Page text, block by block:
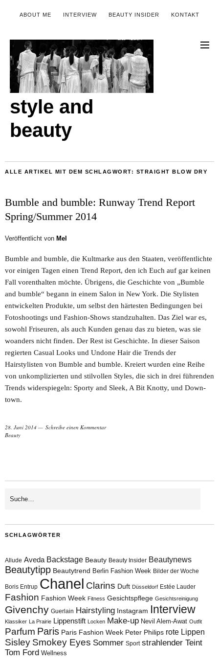
ABOUT ME INTERVIEW BEAUTY INSIDER KONTAKT
style and
beauty
ALLE ARTIKEL MIT DEM SCHLAGWORT: STRAIGHT BLOW DRY
Bumble and bumble: Runway Trend Report
Spring/Summer 2014
Veröffentlicht von Mel
Bumble and bumble, die Kultmarke aus den Staaten, veröffentlichte
vor einigen Tagen einen Trend Report, den ich Euch auf gar keinen
Fall vorenthalten möchte. Übrigens, die Geschichte von „Bumble
and bumble“ begann in einem Salon in New York. Die Stylisten
entwickelten Produkte, um selbst den härtesten Bedingungen bei
Fotoshootings und Fashion-Shows standzuhalten. Das Ziel war es,
sowohl Friseuren, als auch Kunden genau das zu bieten, was sie
woanders nicht finden. Der Rest ist Geschichte. In dieser Saison
regierten Casual Looks und Undone Hair die Trends der
Hairstylisten von Bumble and bumble. Kreiert wurden eine Reihe
von unkomplizierten und stilvollen Styles, die sich in drei führenden
Trends widerspiegeln: Sporty and Sleek, A Bit Knotty, und Down-
town.
28. Juni 2014
Schreibe einen Kommentar
Beauty
SCHLAGWÖRTER
Allude Aveda Backstage Beauty Beauty Insider Beautynews
Beautytipp Beautytrend Berlin Fashion Week Bilder der Woche
Boris Entrup Chanel Clarins Duft Düsseldorf Estée Lauder
Fashion Fashion Week Fitness Gesichtspflege Gesichtsreinigung
Givenchy Guerlain Hairstyling Instagram Interview
Klassiker La Prairie Lippenstift Locken Make-up Nevil Alem-Awat Outfit
Parfum Paris Paris Fashion Week Peter Philips rote Lippen
Sisley Smokey Eyes Sommer Sport strahlender Teint
Tom Ford Wellness